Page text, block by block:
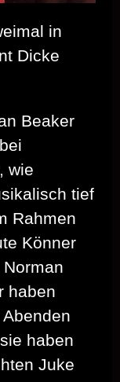
in
Dicke
Beaker
wie
tief
Rahmen
Könner
haben
haben
Juke